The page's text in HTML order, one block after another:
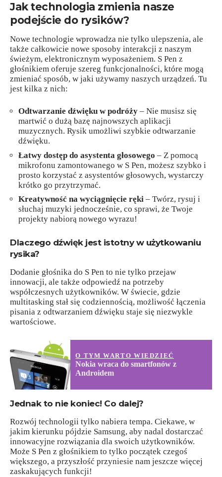
Jak technologia zmienia nasze
podejście do rysików?
Nowe technologie wprowadza nie tylko ulepszenia, ale
także całkowicie nowe sposoby interakcji z naszym
świeżym, elektronicznym wyposażeniem. S Pen z
głośnikiem oferuje szereg funkcjonalności, które mogą
zmieniać sposób, w jaki używamy naszych urządzeń. Tu
jest kilka z nich:
Odtwarzanie dźwięku w podróży – Nie musisz się
martwić o dużą bazę najnowszych aplikacji
muzycznych. Rysik umożliwi szybkie odtwarzanie
dźwięku.
Łatwy dostęp do asystenta głosowego – Z pomocą
mikrofonu zamontowanego w S Pen, możesz szybko i
prosto korzystać z asystentów głosowych, wystarczy
krótko go przytrzymać.
Kreatywność na wyciągnięcie ręki – Twórz, rysuj i
słuchaj muzyki jednocześnie, co sprawi, że Twoje
projekty nabiorą nowego wyrazu!
Dlaczego dźwięk jest istotny w użytkowaniu
rysika?
Dodanie głośnika do S Pen to nie tylko przejaw
innowacji, ale także odpowiedź na potrzeby
współczesnych użytkowników. W świecie, gdzie
multitasking stał się codziennością, możliwość łączenia
pisania z odtwarzaniem dźwięku staje się niezwykle
wartościowe.
O TYM WARTO WIEDZIEĆ
Nokia wraca do smartfonów z
Androidem
Jednak to nie koniec! Co dalej?
Rozwój technologii tylko nabiera tempa. Ciekawe, w
jakim kierunku pójdzie Samsung, aby nadal dostarczać
innowacyjne rozwiązania dla swoich użytkowników.
Może S Pen z głośnikiem to tylko początek czegoś
większego, a przyszłość przyniesie nam jeszcze więcej
zaskakujących funkcji!